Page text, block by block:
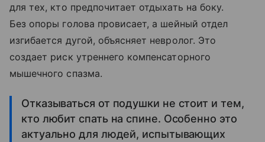
для тех, кто предпочитает отдыхать на боку.
Без опоры голова провисает, а шейный отдел
изгибается дугой, объясняет невролог. Это
создает риск утреннего компенсаторного
мышечного спазма.
Отказываться от подушки не стоит и тем,
кто любит спать на спине. Особенно это
актуально для людей, испытывающих